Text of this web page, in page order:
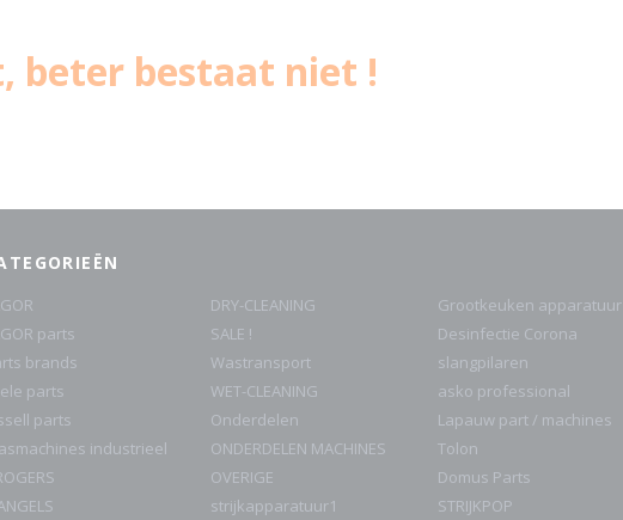
beter bestaat niet !
parts
brands
parts
parts
industrieel
DRY-CLEANING
SALE !
Wastransport
WET-CLEANING
Onderdelen
ONDERDELEN MACHINES
OVERIGE
strijkapparatuur1
Grootkeuken apparatuur
Desinfectie Corona
slangpilaren
asko professional
Lapauw part / machines
Tolon
Domus Parts
STRIJKPOP